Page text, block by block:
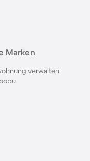
Hund in
Hund auf
Hund in
Marken
verwalten